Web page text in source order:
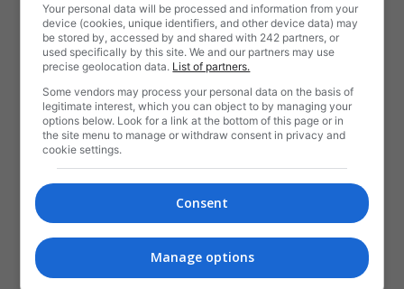
Your personal data will be processed and information from your
device (cookies, unique identifiers, and other device data) may
be stored by, accessed by and shared with 242 partners, or
used specifically by this site. We and our partners may use
precise geolocation data. List of partners.
Some vendors may process your personal data on the basis of
legitimate interest, which you can object to by managing your
options below. Look for a link at the bottom of this page or in
the site menu to manage or withdraw consent in privacy and
cookie settings.
Consent
Manage options